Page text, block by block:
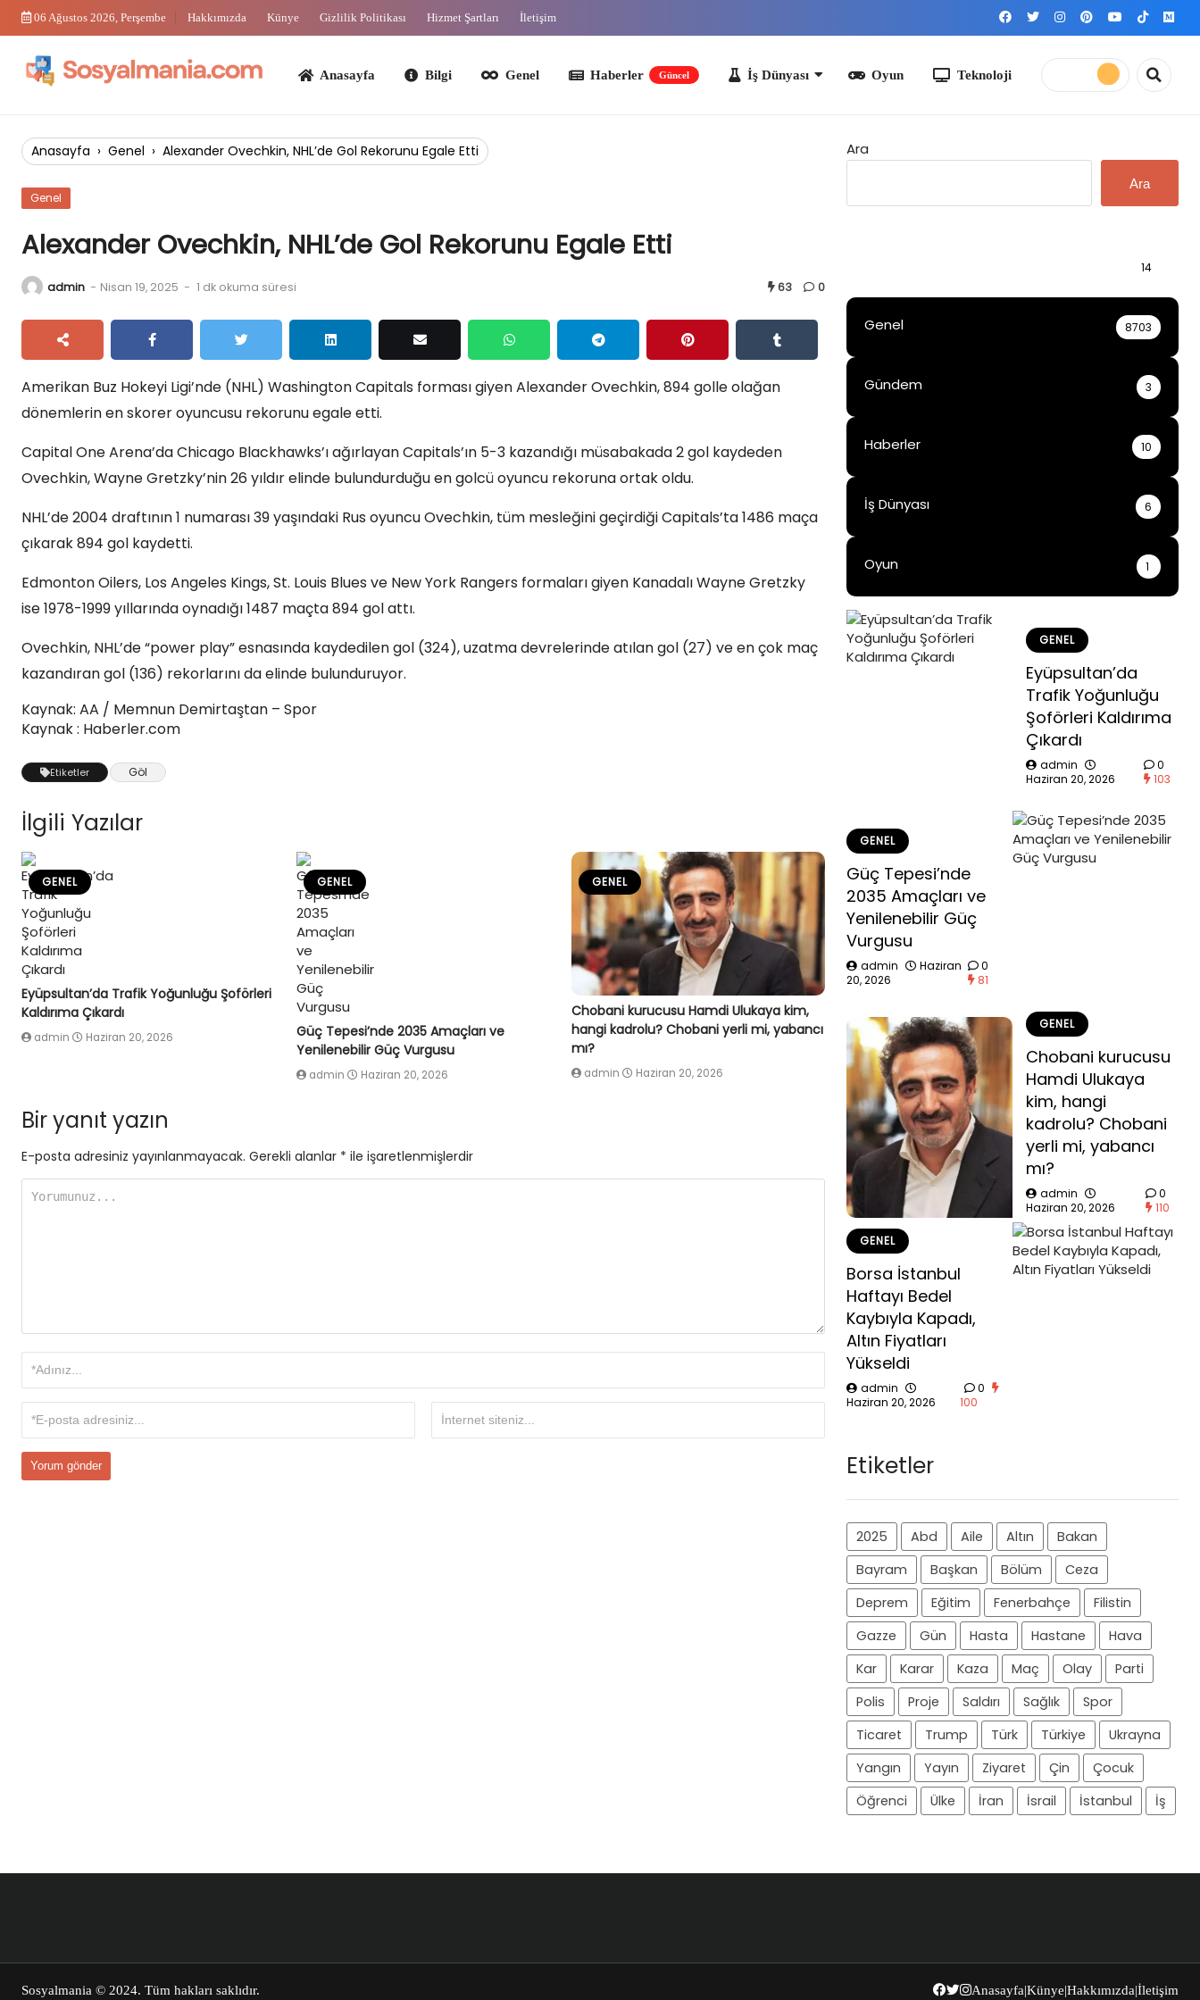
Skip
06 Ağustos 2026, Perşembe Hakkımızda Künye Gizlilik Politikası Hizmet Şartları İletişim
Anasayfa Bilgi Genel Haberler İş Dünyası Teknoloji
Anasayfa › Genel › Alexander Ovechkin, NHL’de Gol Rekorunu Egale Etti
Genel
Alexander Ovechkin, NHL’de Gol Rekorunu Egale Etti
admin - Nisan 19, 2025 - 1 dk okuma süresi 63 0
Amerikan Buz Hokeyi Ligi’nde (NHL) Washington Capitals forması giyen Alexander Ovechkin, 894 golle olağan
dönemlerin en skorer oyuncusu rekorunu egale etti.
Capital One Arena’da Chicago Blackhawks’ı ağırlayan Capitals’ın 5-3 kazandığı müsabakada 2 gol kaydeden
Ovechkin, Wayne Gretzky’nin 26 yıldır elinde bulundurduğu en golcü oyuncu rekoruna ortak oldu.
NHL’de 2004 draftının 1 numarası 39 yaşındaki Rus oyuncu Ovechkin, tüm mesleğini geçirdiği Capitals’ta 1486 maça
çıkarak 894 gol kaydetti.
Edmonton Oilers, Los Angeles Kings, St. Louis Blues ve New York Rangers formaları giyen Kanadalı Wayne Gretzky
ise 1978-1999 yıllarında oynadığı 1487 maçta 894 gol attı.
Ovechkin, NHL’de “power play” esnasında kaydedilen gol (324), uzatma devrelerinde atılan gol (27) ve en çok maç
kazandıran gol (136) rekorlarını da elinde bulunduruyor.
Kaynak: AA / Memnun Demirtaştan – Spor
Kaynak : Haberler.com
Etiketler Göl
İlgili Yazılar
GENEL
Eyüpsultan’da Trafik Yoğunluğu Şoförleri
Kaldırıma Çıkardı
admin Haziran 20, 2026
GENEL
Güç Tepesi’nde 2035 Amaçları ve
Yenilenebilir Güç Vurgusu
admin Haziran 20, 2026
GENEL
Chobani kurucusu Hamdi Ulukaya kim,
hangi kadrolu? Chobani yerli mi, yabancı
mı?
admin Haziran 20, 2026
Bir yanıt yazın
E-posta adresiniz yayınlanmayacak. Gerekli alanlar * ile işaretlenmişlerdir
Ara
Ara
14
Genel 8703
Gündem 3
Haberler 10
İş Dünyası 6
Oyun 1
GENEL
Eyüpsultan’da
Trafik Yoğunluğu
Şoförleri Kaldırıma
Çıkardı
admin
Haziran 20, 2026
0
103
GENEL
Güç Tepesi’nde
2035 Amaçları ve
Yenilenebilir Güç
Vurgusu
admin
Haziran
20, 2026
0
81
GENEL
Chobani kurucusu
Hamdi Ulukaya
kim, hangi
kadrolu? Chobani
yerli mi, yabancı
mı?
admin
Haziran 20, 2026
0
110
GENEL
Borsa İstanbul
Haftayı Bedel
Kaybıyla Kapadı,
Altın Fiyatları
Yükseldi
admin
Haziran 20, 2026
0
100
Etiketler
2025 Abd Aile Altın
Bakan
Bayram
Başkan Bölüm
Ceza
Deprem
Eğitim Fenerbahçe
Filistin
Gazze
Gün Hasta Hastane
Hava
Kar
Karar Kaza Maç Olay
Parti
Polis
Proje Saldırı Sağlık
Spor
Ticaret
Trump Türk Türkiye
Ukrayna
Yangın
Yayın Ziyaret Çin
Çocuk
Öğrenci
Ülke İran İsrail İstanbul İş
Sosyalmania © 2024. Tüm hakları saklıdır. Anasayfa|Künye|Hakkımızda|İletişim